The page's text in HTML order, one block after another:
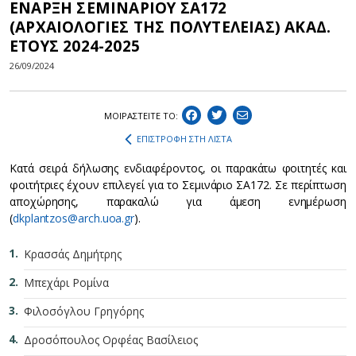
ΕΝΑΡΞΗ ΣΕΜΙΝΑΡΙΟΥ ΣΑ172
(ΑΡΧΑΙΟΛΟΓΙΕΣ ΤΗΣ ΠΟΛΥΤΕΛΕΙΑΣ) ΑΚΑΔ.
ΕΤΟΥΣ 2024-2025
26/09/2024
ΜΟΙΡΑΣΤEIΤΕ ΤΟ:
ΕΠΙΣΤΡΟΦΗ ΣΤΗ ΛΙΣΤΑ
Κατά σειρά δήλωσης ενδιαφέροντος, οι παρακάτω φοιτητές και
φοιτήτριες έχουν επιλεγεί για το Σεμινάριο ΣΑ172. Σε περίπτωση
αποχώρησης, παρακαλώ για άμεση ενημέρωση
(dkplantzos@arch.uoa.gr).
Κρασσάς Δημήτρης
Μπεχάρι Ρομίνα
Φιλοσόγλου Γρηγόρης
Δροσόπουλος Ορφέας Βασίλειος